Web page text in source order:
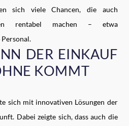
sich viele Chancen, die auch
rentabel machen – etwa
DER EINKAUF
KOMMT
sich mit innovativen Lösungen der
Dabei zeigte sich, dass auch die